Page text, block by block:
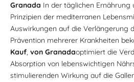
Granada In der täglichen
Prinzipien der mediterranen
Auswirkungen auf die Verlängerung
Prävention mehrerer Krankheiten
Kauf, von Granadaoptimiert die
Absorption von lebenswichtigen
stimulierenden Wirkung auf die